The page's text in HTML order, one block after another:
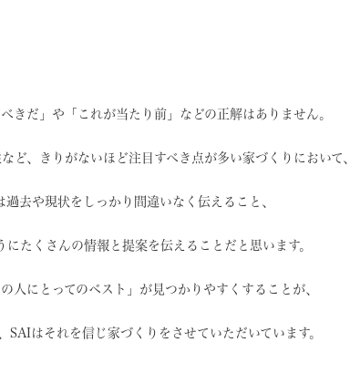
きだ」や 「これが当たり前」などの正解はありません。
ど、 きりがないほど注目すべき点が多い家づくりにおいて、
過去や現状を しっかり間違いなく伝えること、
に たくさんの情報と提案を伝えることだと思います。
人にとってのベスト」 が見つかりやすくすることが、
SAIはそれを信じ家づくりをさせていただいています。